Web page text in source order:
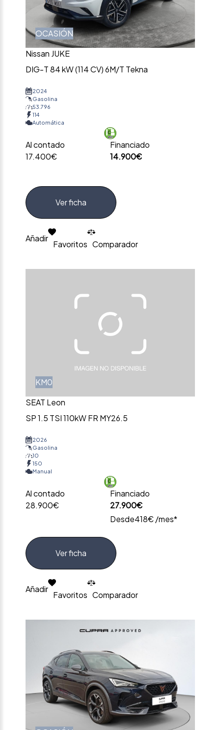
OCASIÓN
Nissan JUKE
DIG-T 84 kW (114 CV) 6M/T Tekna
2024
Gasolina
53.796
114
Automática
Al contado
17.400€
Financiado
14.900€
Ver ficha
Añadir
Favoritos Comparador
KM0
SEAT Leon
SP 1.5 TSI 110kW FR MY26.5
2026
Gasolina
10
150
Manual
Al contado
28.900€
Financiado
27.900€
Desde418€ /mes*
Ver ficha
Añadir
Favoritos Comparador